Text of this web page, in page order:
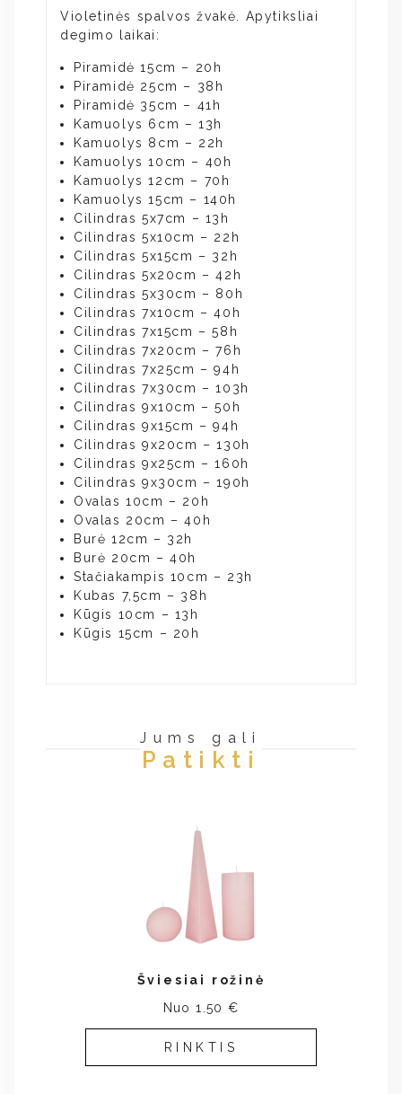
Violetinės spalvos žvakė. Apytiksliai
degimo laikai:
Piramidė 15cm – 20h
Piramidė 25cm – 38h
Piramidė 35cm – 41h
Kamuolys 6cm – 13h
Kamuolys 8cm – 22h
Kamuolys 10cm – 40h
Kamuolys 12cm – 70h
Kamuolys 15cm – 140h
Cilindras 5x7cm – 13h
Cilindras 5x10cm – 22h
Cilindras 5x15cm – 32h
Cilindras 5x20cm – 42h
Cilindras 5x30cm – 80h
Cilindras 7x10cm – 40h
Cilindras 7x15cm – 58h
Cilindras 7x20cm – 76h
Cilindras 7x25cm – 94h
Cilindras 7x30cm – 103h
Cilindras 9x10cm – 50h
Cilindras 9x15cm – 94h
Cilindras 9x20cm – 130h
Cilindras 9x25cm – 160h
Cilindras 9x30cm – 190h
Ovalas 10cm – 20h
Ovalas 20cm – 40h
Burė 12cm – 32h
Burė 20cm – 40h
Stačiakampis 10cm – 23h
Kubas 7,5cm – 38h
Kūgis 10cm – 13h
Kūgis 15cm – 20h
Jums gali
Patikti
Šviesiai rožinė
Nuo 1.50 €
RINKTIS